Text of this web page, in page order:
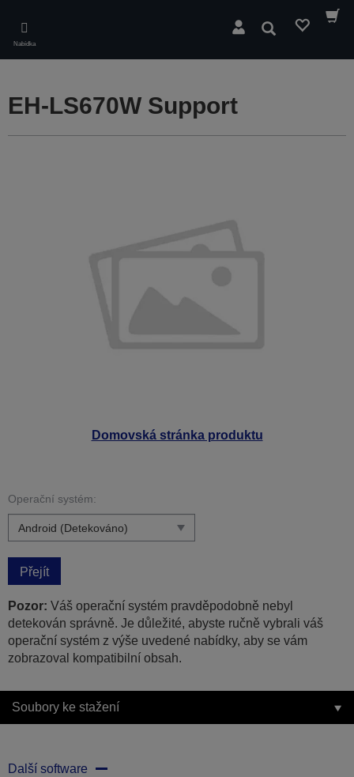
main
content
Nabídka
Hledat
Domovská stránka produktu
EH-LS670W Support
Operační systém:
Přejít
Pozor: Váš operační systém pravděpodobně nebyl
detekován správně. Je důležité, abyste ručně vybrali váš
operační systém z výše uvedené nabídky, aby se vám
zobrazoval kompatibilní obsah.
Soubory ke stažení
Další software